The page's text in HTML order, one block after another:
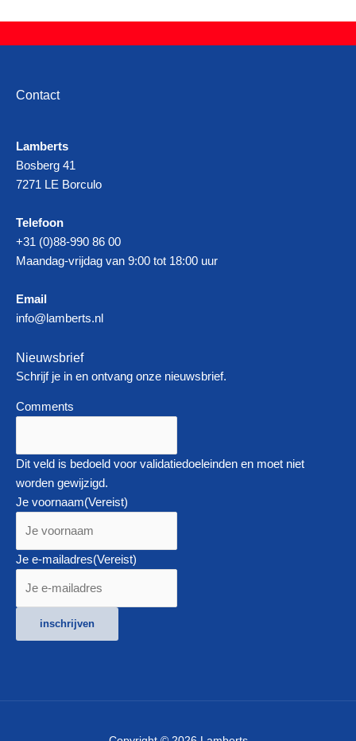
Contact
Lamberts
Bosberg 41
7271 LE Borculo
Telefoon
+31 (0)88-990 86 00
Maandag-vrijdag van 9:00 tot 18:00 uur
Email
info@lamberts.nl
Nieuwsbrief
Schrijf je in en ontvang onze nieuwsbrief.
Comments
Dit veld is bedoeld voor validatiedoeleinden en moet niet
worden gewijzigd.
Je voornaam(Vereist)
Je e-mailadres(Vereist)
inschrijven